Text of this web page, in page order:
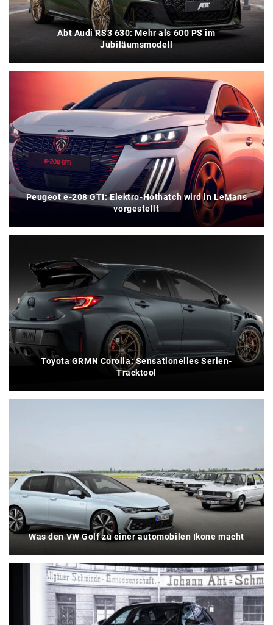
Abt Audi RS3 630: Mehr als 600 PS im
Jubiläumsmodell
Peugeot e-208 GTI: Elektro-Hothatch wird in LeMans
vorgestellt
Toyota GRMN Corolla: Sensationelles Serien-
Tracktool
Was den VW Golf zu einer automobilen Ikone macht